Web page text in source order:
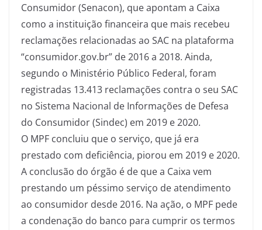
Consumidor (Senacon), que apontam a Caixa
como a instituição financeira que mais recebeu
reclamações relacionadas ao SAC na plataforma
“consumidor.gov.br” de 2016 a 2018. Ainda,
segundo o Ministério Público Federal, foram
registradas 13.413 reclamações contra o seu SAC
no Sistema Nacional de Informações de Defesa
do Consumidor (Sindec) em 2019 e 2020.
O MPF concluiu que o serviço, que já era
prestado com deficiência, piorou em 2019 e 2020.
A conclusão do órgão é de que a Caixa vem
prestando um péssimo serviço de atendimento
ao consumidor desde 2016. Na ação, o MPF pede
a condenação do banco para cumprir os termos